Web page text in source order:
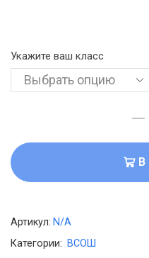
Укажите ваш класс
В
Артикул: N/A
Категории: ВСОШ